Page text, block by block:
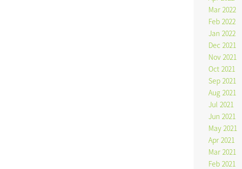
Mar 2022
Feb 2022
Jan 2022
Dec 2021
Nov 2021
Oct 2021
Sep 2021
Aug 2021
Jul 2021
Jun 2021
May 2021
Apr 2021
Mar 2021
Feb 2021